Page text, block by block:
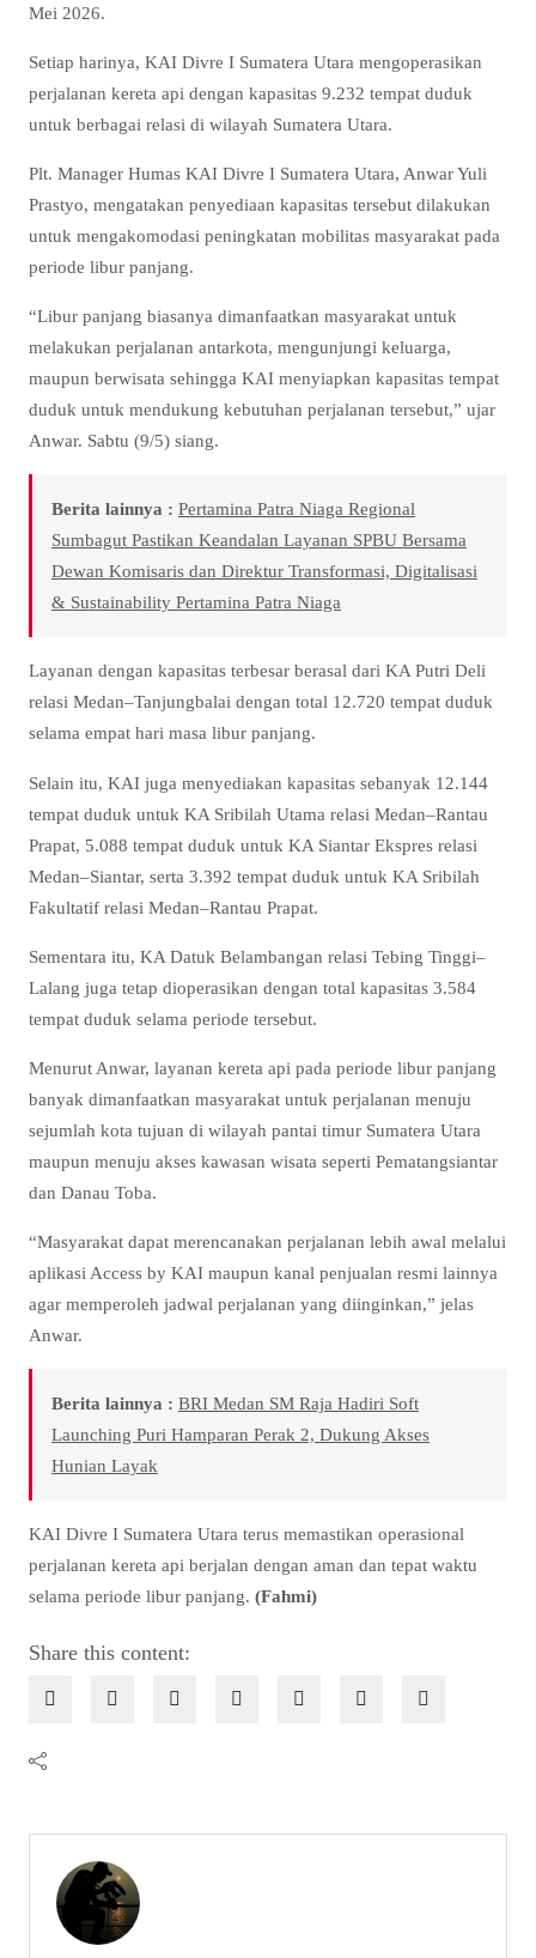
Mei 2026.
Setiap harinya, KAI Divre I Sumatera Utara mengoperasikan
perjalanan kereta api dengan kapasitas 9.232 tempat duduk
untuk berbagai relasi di wilayah Sumatera Utara.
Plt. Manager Humas KAI Divre I Sumatera Utara, Anwar Yuli
Prastyo, mengatakan penyediaan kapasitas tersebut dilakukan
untuk mengakomodasi peningkatan mobilitas masyarakat pada
periode libur panjang.
“Libur panjang biasanya dimanfaatkan masyarakat untuk
melakukan perjalanan antarkota, mengunjungi keluarga,
maupun berwisata sehingga KAI menyiapkan kapasitas tempat
duduk untuk mendukung kebutuhan perjalanan tersebut,” ujar
Anwar. Sabtu (9/5) siang.
Berita lainnya : Pertamina Patra Niaga Regional
Sumbagut Pastikan Keandalan Layanan SPBU Bersama
Dewan Komisaris dan Direktur Transformasi, Digitalisasi
& Sustainability Pertamina Patra Niaga
Layanan dengan kapasitas terbesar berasal dari KA Putri Deli
relasi Medan–Tanjungbalai dengan total 12.720 tempat duduk
selama empat hari masa libur panjang.
Selain itu, KAI juga menyediakan kapasitas sebanyak 12.144
tempat duduk untuk KA Sribilah Utama relasi Medan–Rantau
Prapat, 5.088 tempat duduk untuk KA Siantar Ekspres relasi
Medan–Siantar, serta 3.392 tempat duduk untuk KA Sribilah
Fakultatif relasi Medan–Rantau Prapat.
Sementara itu, KA Datuk Belambangan relasi Tebing Tinggi–
Lalang juga tetap dioperasikan dengan total kapasitas 3.584
tempat duduk selama periode tersebut.
Menurut Anwar, layanan kereta api pada periode libur panjang
banyak dimanfaatkan masyarakat untuk perjalanan menuju
sejumlah kota tujuan di wilayah pantai timur Sumatera Utara
maupun menuju akses kawasan wisata seperti Pematangsiantar
dan Danau Toba.
“Masyarakat dapat merencanakan perjalanan lebih awal melalui
aplikasi Access by KAI maupun kanal penjualan resmi lainnya
agar memperoleh jadwal perjalanan yang diinginkan,” jelas
Anwar.
Berita lainnya : BRI Medan SM Raja Hadiri Soft
Launching Puri Hamparan Perak 2, Dukung Akses
Hunian Layak
KAI Divre I Sumatera Utara terus memastikan operasional
perjalanan kereta api berjalan dengan aman dan tepat waktu
selama periode libur panjang. (Fahmi)
Share this content: